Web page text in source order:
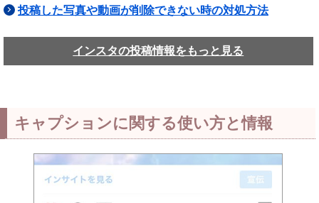
投稿した写真や動画が削除できない時の対処方法
インスタの投稿情報をもっと見る
キャプションに関する使い方と情報